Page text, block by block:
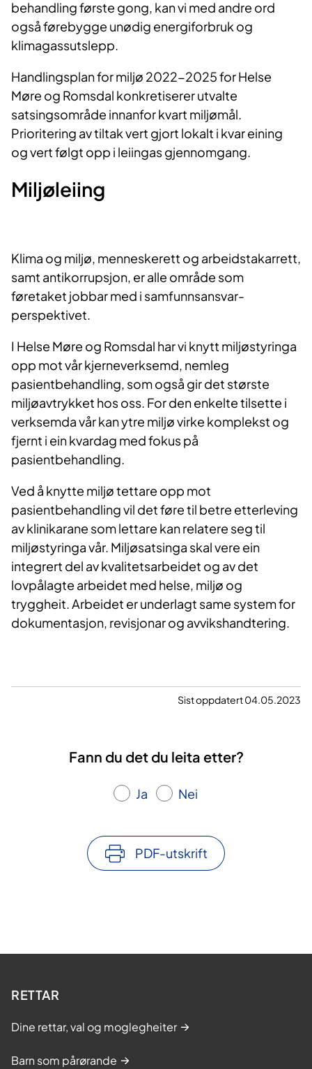
behandling første gong, kan vi med andre ord
også førebygge unødig energiforbruk og
klimagassutslepp.
Handlingsplan for miljø 2022-2025 for Helse
Møre og Romsdal konkretiserer utvalte
satsingsområde innanfor kvart miljømål.
Prioritering av tiltak vert gjort lokalt i kvar eining
og vert følgt opp i leiingas gjennomgang.
​​Miljøleiing
Klima og miljø, menneskerett og arbeidstakarrett,
samt antikorrupsjon, er alle område som
føretaket jobbar med i samfunnsansvar-
perspektivet.
I Helse Møre og Romsdal har vi knytt miljøstyringa
opp mot vår kjerneverksemd, nemleg
pasientbehandling, som også gir det største
miljøavtrykket hos oss. For den enkelte tilsette i
verksemda vår kan ytre miljø virke komplekst og
fjernt i ein kvardag med fokus på
pasientbehandling.
​Ved å knytte miljø tettare opp mot
pasientbehandling vil det føre til betre etterleving
av klinikarane som lettare kan relatere seg til
miljøstyringa vår. Miljøsatsinga skal vere ein
integrert del av kvalitetsarbeidet og av det
lovpålagte arbeidet med helse, miljø og
tryggheit. Arbeidet er underlagt same system for
dokumentasjon, revisjonar og avvikshandtering.​
Sist oppdatert 04.05.2023
Fann du det du leita etter?
Ja Nei
PDF-utskrift
RETTAR
Dine rettar, val og moglegheiter
Barn som pårørande